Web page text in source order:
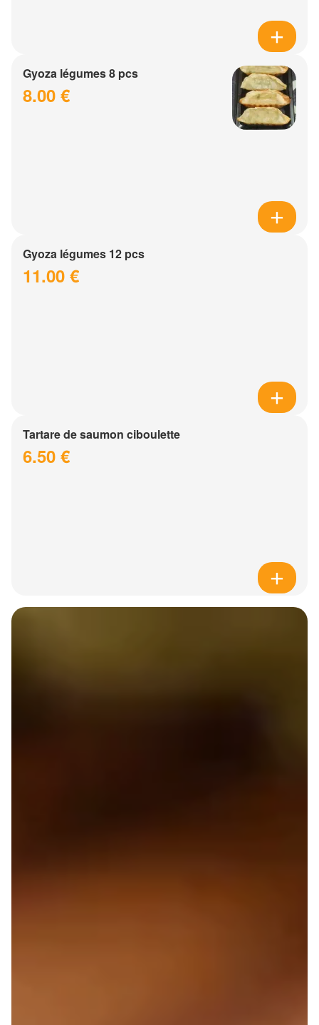
Gyoza légumes 8 pcs
8.00 €
Gyoza légumes 12 pcs
11.00 €
Tartare de saumon ciboulette
6.50 €